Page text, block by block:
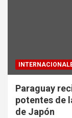
Paraguay
potentes de
de Japón